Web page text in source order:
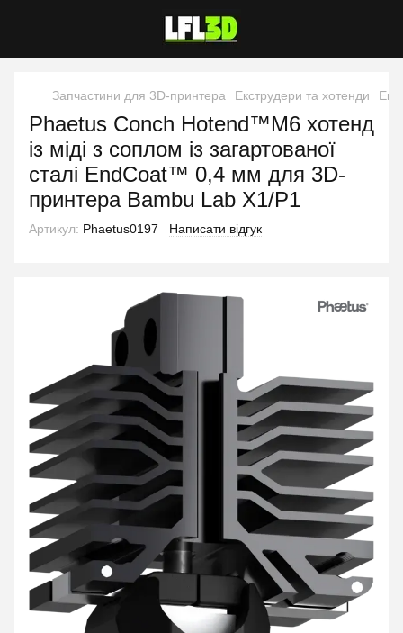
Запчастини для 3D-принтера Екструдери та хотенди
Phaetus Conch Hotend™M6 хотенд
із міді з соплом із загартованої
сталі EndCoat™ 0,4 мм для 3D-
принтера Bambu Lab X1/P1
Артикул: Phaetus0197 Написати відгук